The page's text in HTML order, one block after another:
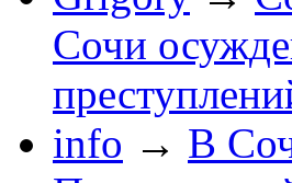
Сочи
info → В